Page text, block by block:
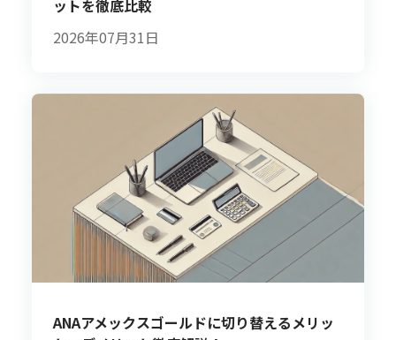
ットを徹底比較
2026年07月31日
ANAアメックスゴールドに切り替えるメリッ